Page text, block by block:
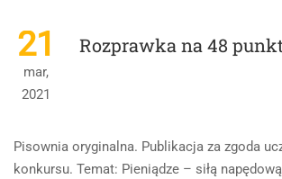
PRZYKŁAD
ROZPRAWKI
45
PUNKTÓW
21
mar,
2021
Rozprawka na 48
Pisownia oryginalna. Publikacja za zgoda
konkursu. Temat: Pieniądze – siłą